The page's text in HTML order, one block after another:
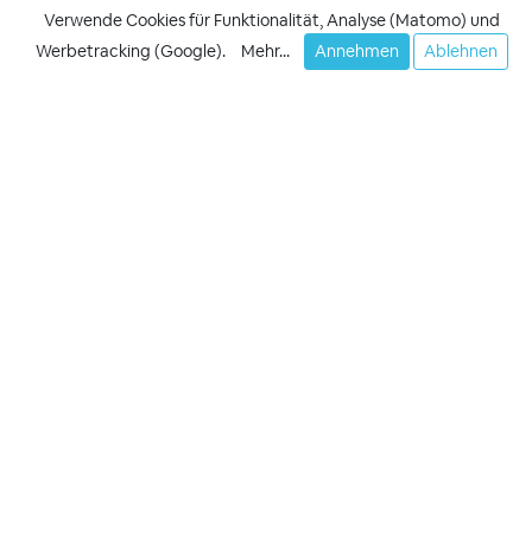
Verwende Cookies für Funktionalität, Analyse (Matomo) und
Werbetracking (Google).
Mehr... Annehmen Ablehnen